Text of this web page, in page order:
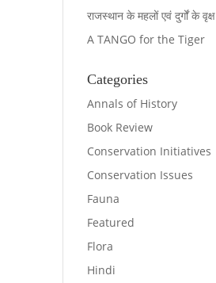
राजस्थान के महलों एवं दुर्गों के वृक्ष
A TANGO for the Tiger
Categories
Annals of History
Book Review
Conservation Initiatives
Conservation Issues
Fauna
Featured
Flora
Hindi